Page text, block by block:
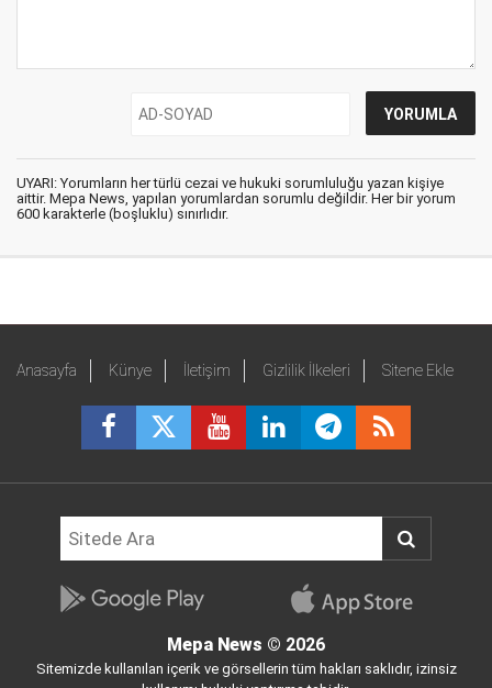
UYARI: Yorumların her türlü cezai ve hukuki sorumluluğu yazan kişiye
aittir. Mepa News, yapılan yorumlardan sorumlu değildir. Her bir yorum
600 karakterle (boşluklu) sınırlıdır.
Anasayfa Künye İletişim Gizlilik İlkeleri Sitene Ekle
Mepa News © 2026
Sitemizde kullanılan içerik ve görsellerin tüm hakları saklıdır, izinsiz